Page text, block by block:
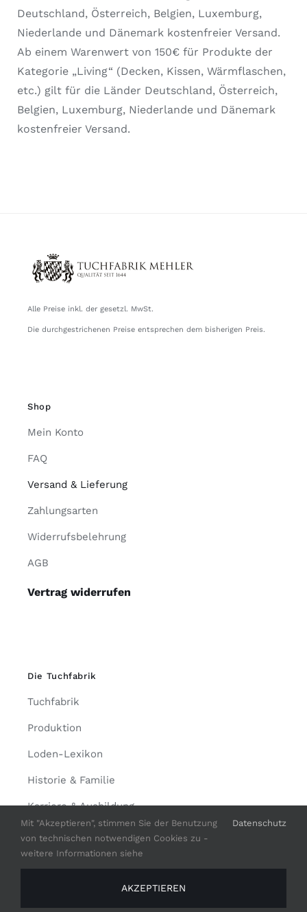
Deutschland, Österreich, Belgien, Luxemburg,
Niederlande und Dänemark kostenfreier Versand.
Ab einem Warenwert von 150€ für Produkte der
Kategorie „Living“ (Decken, Kissen, Wärmflaschen,
etc.) gilt für die Länder Deutschland, Österreich,
Belgien, Luxemburg, Niederlande und Dänemark
kostenfreier Versand.
Alle Preise inkl. der gesetzl. MwSt.
Die durchgestrichenen Preise entsprechen dem bisherigen Preis.
Shop
Mein Konto
FAQ
Versand & Lieferung
Zahlungsarten
Widerrufsbelehrung
AGB
Vertrag widerrufen
Die Tuchfabrik
Tuchfabrik
Produktion
Loden-Lexikon
Historie & Familie
Karriere & Ausbildung
Werksverkauf
© Copyright 2026 | made with♥in bavaria by
Impressum|Datenschutz
Mit "Akzeptieren", stimmen Sie der Benutzung
von technischen notwendigen Cookies zu -
weitere Informationen siehe
Datenschutz
AKZEPTIEREN